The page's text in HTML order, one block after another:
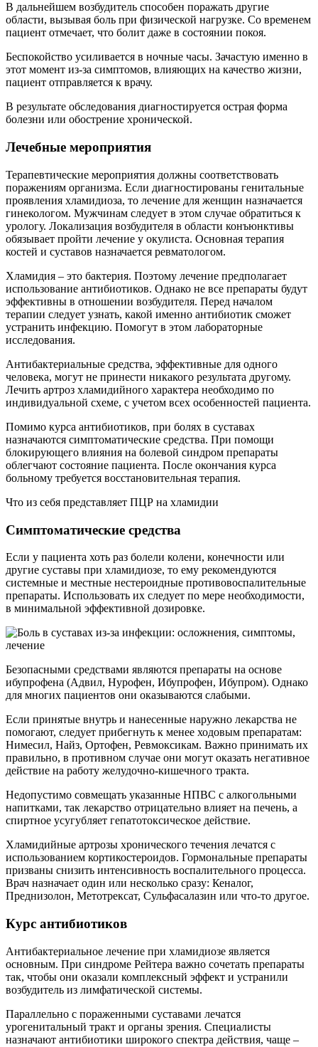
В дальнейшем возбудитель способен поражать другие
области, вызывая боль при физической нагрузке. Со временем
пациент отмечает, что болит даже в состоянии покоя.
Беспокойство усиливается в ночные часы. Зачастую именно в
этот момент из-за симптомов, влияющих на качество жизни,
пациент отправляется к врачу.
В результате обследования диагностируется острая форма
болезни или обострение хронической.
Лечебные мероприятия
Терапевтические мероприятия должны соответствовать
поражениям организма. Если диагностированы генитальные
проявления хламидиоза, то лечение для женщин назначается
гинекологом. Мужчинам следует в этом случае обратиться к
урологу. Локализация возбудителя в области конъюнктивы
обязывает пройти лечение у окулиста. Основная терапия
костей и суставов назначается ревматологом.
Хламидия – это бактерия. Поэтому лечение предполагает
использование антибиотиков. Однако не все препараты будут
эффективны в отношении возбудителя. Перед началом
терапии следует узнать, какой именно антибиотик сможет
устранить инфекцию. Помогут в этом лабораторные
исследования.
Антибактериальные средства, эффективные для одного
человека, могут не принести никакого результата другому.
Лечить артроз хламидийного характера необходимо по
индивидуальной схеме, с учетом всех особенностей пациента.
Помимо курса антибиотиков, при болях в суставах
назначаются симптоматические средства. При помощи
блокирующего влияния на болевой синдром препараты
облегчают состояние пациента. После окончания курса
больному требуется восстановительная терапия.
Что из себя представляет ПЦР на хламидии
Симптоматические средства
Если у пациента хоть раз болели колени, конечности или
другие суставы при хламидиозе, то ему рекомендуются
системные и местные нестероидные противовоспалительные
препараты. Использовать их следует по мере необходимости,
в минимальной эффективной дозировке.
Безопасными средствами являются препараты на основе
ибупрофена (Адвил, Нурофен, Ибупрофен, Ибупром). Однако
для многих пациентов они оказываются слабыми.
Если принятые внутрь и нанесенные наружно лекарства не
помогают, следует прибегнуть к менее ходовым препаратам:
Нимесил, Найз, Ортофен, Ревмоксикам. Важно принимать их
правильно, в противном случае они могут оказать негативное
действие на работу желудочно-кишечного тракта.
Недопустимо совмещать указанные НПВС с алкогольными
напитками, так лекарство отрицательно влияет на печень, а
спиртное усугубляет гепатотоксическое действие.
Хламидийные артрозы хронического течения лечатся с
использованием кортикостероидов. Гормональные препараты
призваны снизить интенсивность воспалительного процесса.
Врач назначает один или несколько сразу: Кеналог,
Преднизолон, Метотрексат, Сульфасалазин или что-то другое.
Курс антибиотиков
Антибактериальное лечение при хламидиозе является
основным. При синдроме Рейтера важно сочетать препараты
так, чтобы они оказали комплексный эффект и устранили
возбудитель из лимфатической системы.
Параллельно с пораженными суставами лечатся
урогенитальный тракт и органы зрения. Специалисты
назначают антибиотики широкого спектра действия, чаще –